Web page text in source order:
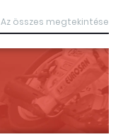
Az összes megtekintése